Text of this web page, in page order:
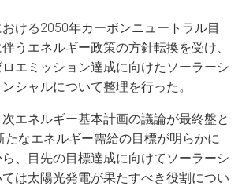
ける2050年カーボンニュートラル目
うエネルギー政策の方針転換を受け、
エミッション達成に向けたソーラーシ
シャルについて整理を行った。
エネルギー基本計画の議論が最終盤と
たなエネルギー需給の目標が明らかに
、目先の目標達成に向けてソーラーシ
は太陽光発電が果たすべき役割につい